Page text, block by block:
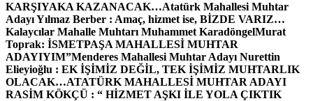
KARŞIYAKA KAZANACAK…Atatürk Mahallesi Muhtar
Adayı Yılmaz Berber : Amaç, hizmet ise, BİZDE VARIZ…
Kalaycılar Mahalle Muhtarı Muhammet KaradöngelMurat
Toprak: İSMETPAŞA MAHALLESİ MUHTAR
ADAYIYIM”Menderes Mahallesi Muhtar Adayı Nurettin
Elieyioğlu : EK İŞİMİZ DEĞİL, TEK İŞİMİZ MUHTARLIK
OLACAK…ATATÜRK MAHALLESİ MUHTAR ADAYI
RASİM KÖKÇÜ : “ HİZMET AŞKI İLE YOLA ÇIKTIK